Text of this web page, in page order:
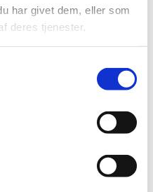
har givet dem, eller som
deres tjenester.